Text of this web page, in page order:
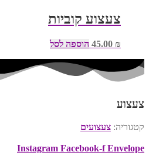
צעצוע קוביות
₪ הוספה לסל
צעצוע
קטגוריה: צעצועים
Instagram Facebook-f Envelope